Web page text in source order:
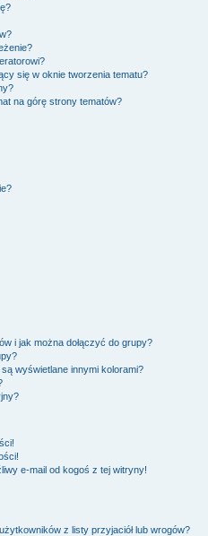
się w oknie tworzenia tematu?
na górę strony tematów?
i jak można dołączyć do grupy?
wyświetlane innymi kolorami?
?
e-mail od kogoś z tej witryny!
z listy przyjaciół lub wrogów?